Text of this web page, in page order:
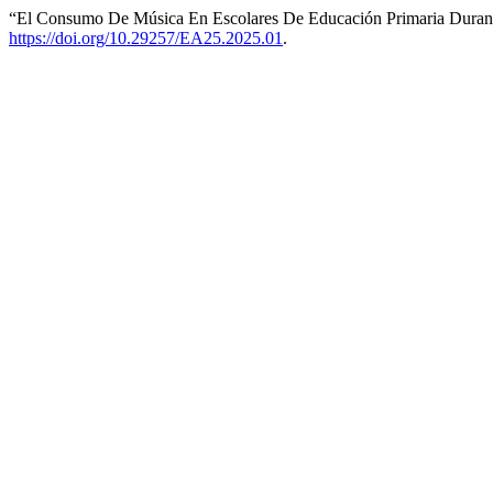
“El Consumo De Música En Escolares De Educación Primaria
https://doi.org/10.29257/EA25.2025.01 .